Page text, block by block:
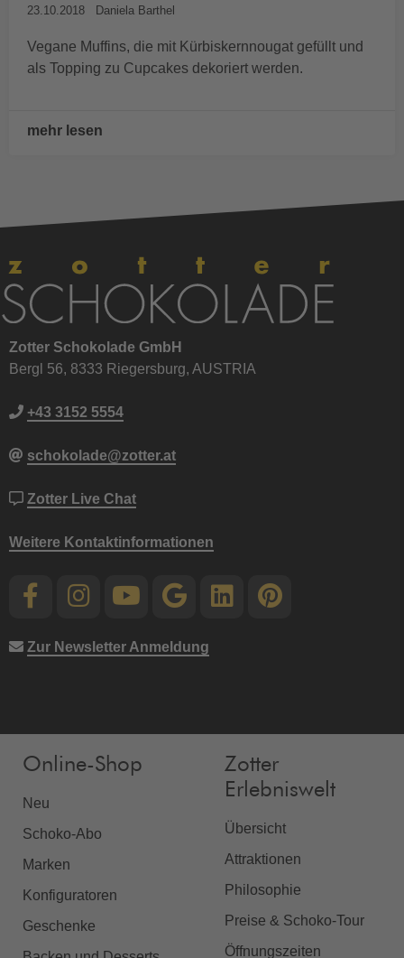
23.10.2018 Daniela Barthel
Vegane Muffins, die mit Kürbiskernnougat gefüllt und
als Topping zu Cupcakes dekoriert werden.
mehr lesen
Zotter Schokolade GmbH
Bergl 56, 8333 Riegersburg, AUSTRIA
+43 3152 5554
schokolade@zotter.at
Zotter Live Chat
Weitere Kontaktinformationen
Zur Newsletter Anmeldung
Online-Shop
Neu
Schoko-Abo
Marken
Konfiguratoren
Geschenke
Zotter
Erlebniswelt
Übersicht
Attraktionen
Philosophie
Preise & Schoko-Tour
Öffnungszeiten